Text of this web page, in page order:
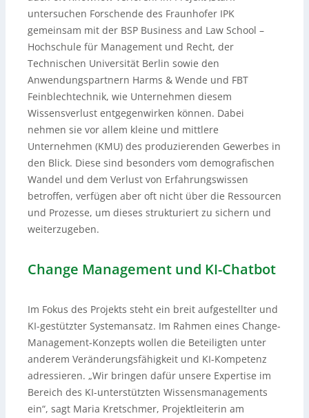
untersuchen Forschende des Fraunhofer IPK
gemeinsam mit der BSP Business and Law School –
Hochschule für Management und Recht, der
Technischen Universität Berlin sowie den
Anwendungspartnern Harms & Wende und FBT
Feinblechtechnik, wie Unternehmen diesem
Wissensverlust entgegenwirken können. Dabei
nehmen sie vor allem kleine und mittlere
Unternehmen (KMU) des produzierenden Gewerbes in
den Blick. Diese sind besonders vom demografischen
Wandel und dem Verlust von Erfahrungswissen
betroffen, verfügen aber oft nicht über die Ressourcen
und Prozesse, um dieses strukturiert zu sichern und
weiterzugeben.
Change Management und KI-Chatbot
Im Fokus des Projekts steht ein breit aufgestellter und
KI-gestützter Systemansatz. Im Rahmen eines Change-
Management-Konzepts wollen die Beteiligten unter
anderem Veränderungsfähigkeit und KI-Kompetenz
adressieren. „Wir bringen dafür unsere Expertise im
Bereich des KI-unterstützten Wissensmanagements
ein“, sagt Maria Kretschmer, Projektleiterin am